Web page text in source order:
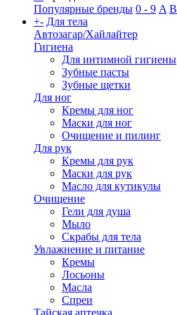
Популярные бренды 0 - 9 A B
+- Для тела
Автозагар/Хайлайтер
Гигиена
Для интимной гигиены
Зубные пасты
Зубные щетки
Для ног
Кремы для ног
Маски для ног
Очищение и пилинг
Для рук
Кремы для рук
Маски для рук
Масло для кутикулы
Очищение
Гели для душа
Мыло
Скрабы для тела
Увлажнение и питание
Кремы
Лосьоны
Масла
Спреи
Тайская аптечка